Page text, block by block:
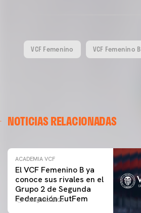
VCF Femenino VCF Femenino B
NOTICIAS RELACIONADAS
ACADEMIA VCF
El VCF Femenino B ya
conoce sus rivales en el
Grupo 2 de Segunda
Federación FutFem
07 agosto 2026